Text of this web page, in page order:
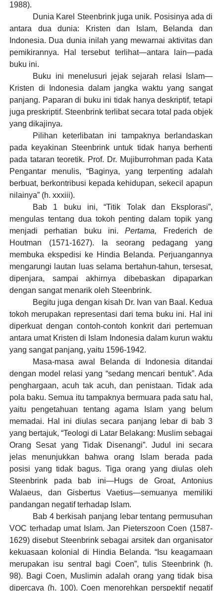
1988).
Dunia Karel Steenbrink juga unik. Posisinya ada di
antara dua dunia: Kristen dan Islam, Belanda dan
Indonesia. Dua dunia inilah yang mewarnai aktivitas dan
pemikirannya. Hal tersebut terlihat—antara lain—pada
buku ini.
Buku ini menelusuri jejak sejarah relasi Islam—
Kristen di Indonesia dalam jangka waktu yang sangat
panjang. Paparan di buku ini tidak hanya deskriptif, tetapi
juga preskriptif. Steenbrink terlibat secara total pada objek
yang dikajinya.
Pilihan keterlibatan ini tampaknya berlandaskan
pada keyakinan Steenbrink untuk tidak hanya berhenti
pada tataran teoretik. Prof. Dr. Mujiburrohman pada Kata
Pengantar menulis, “Baginya, yang terpenting adalah
berbuat, berkontribusi kepada kehidupan, sekecil apapun
nilainya” (h. xxxiii).
Bab 1 buku ini, “Titik Tolak dan Eksplorasi”,
mengulas tentang dua tokoh penting dalam topik yang
menjadi perhatian buku ini.Pertama,
Frederich de
Houtman (1571-1627). Ia seorang pedagang yang
membuka ekspedisi ke Hindia Belanda. Perjuangannya
mengarungi lautan luas selama bertahun-tahun, tersesat,
dipenjara, sampai akhirnya dibebaskan dipaparkan
dengan sangat menarik oleh Steenbrink.
Begitu juga dengan kisah Dr. Ivan van Baal. Kedua
tokoh merupakan representasi dari tema buku ini. Hal ini
diperkuat dengan contoh-contoh konkrit dari pertemuan
antara umat Kristen di Islam Indonesia dalam kurun waktu
yang sangat panjang, yaitu 1596-1942.
Masa-masa awal Belanda di Indonesia ditandai
dengan model relasi yang “sedang mencari bentuk”. Ada
penghargaan, acuh tak acuh, dan penistaan. Tidak ada
pola baku. Semua itu tampaknya bermuara pada satu hal,
yaitu pengetahuan tentang agama Islam yang belum
memadai. Hal ini diulas secara panjang lebar di bab 3
yang bertajuk, “Teologi di Latar Belakang: Muslim sebagai
Orang Sesat yang Tidak Disenangi”. Judul ini secara
jelas menunjukkan bahwa orang Islam berada pada
posisi yang tidak bagus. Tiga orang yang diulas oleh
Steenbrink pada bab ini—Hugs de Groat, Antonius
Walaeus, dan Gisbertus Vaetius—semuanya memiliki
pandangan negatif terhadap Islam.
Bab 4 berkisah panjang lebar tentang permusuhan
VOC terhadap umat Islam. Jan Pieterszoon Coen (1587-
1629) disebut Steenbrink sebagai arsitek dan organisator
kekuasaan kolonial di Hindia Belanda. “Isu keagamaan
merupakan isu sentral bagi Coen”, tulis Steenbrink (h.
98). Bagi Coen, Muslimin adalah orang yang tidak bisa
dipercaya (h. 100). Coen menorehkan perspektif negatif